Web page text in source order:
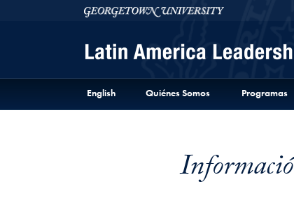
Skip to Latin America Leadership Program Full
Skip to main contentGeorgetown University
English Quiénes Somos Programas